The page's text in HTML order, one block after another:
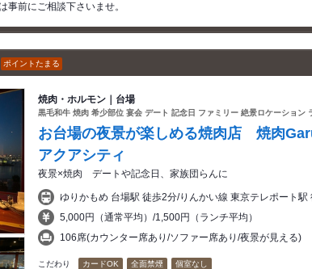
事前にご相談下さいませ。
ポイントたまる
焼肉・ホルモン｜台場
黒毛和牛 焼肉 希少部位 宴会 デート 記念日 ファミリー 絶景ロケーション
お台場の夜景が楽しめる焼肉店 焼肉
アクアシティ
夜景×焼肉 デートや記念日、家族団らんに
ゆりかもめ 台場駅 徒歩2分/りんかい線 東京テレポート駅
5,000円（通常平均）/1,500円（ランチ平均）
106席(カウンター席あり/ソファー席あり/夜景が見える)
こだわり カードOK 全面禁煙 個室なし